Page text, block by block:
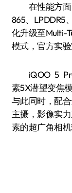
在性能方面
865、LPDDR5
化升级至Multi-
模式，官方实验
iQOO 5 Pro
素5X潜望变焦
与此同时，配
主摄，影像实
素的超广角相机